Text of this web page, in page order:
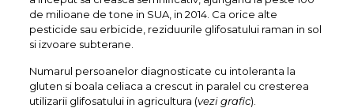
de milioane de tone in SUA, in 2014. Ca orice alte
pesticide sau erbicide, reziduurile glifosatului raman in sol
si izvoare subterane.
Numarul persoanelor diagnosticate cu intoleranta la
gluten si boala celiaca a crescut in paralel cu cresterea
utilizarii glifosatului in agricultura (vezi grafic).